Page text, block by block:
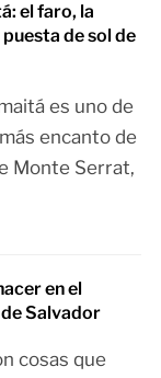
el faro, la
de sol de
es uno de
encanto de
Monte Serrat,
en el
Salvador
cosas que